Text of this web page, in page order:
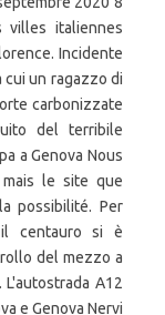
villes italiennes
Incidente
un ragazzo di
carbonizzate
del terribile
a Genova Nous
le site que
possibilité. Per
centauro si è
del mezzo a
A12
e Genova Nervi